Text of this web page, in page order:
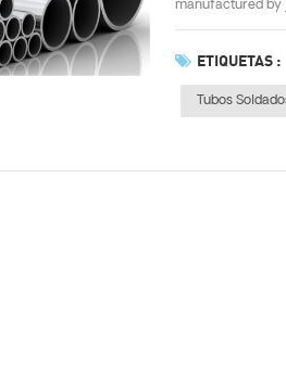
manufactured by
ETIQUETAS :
Tubos